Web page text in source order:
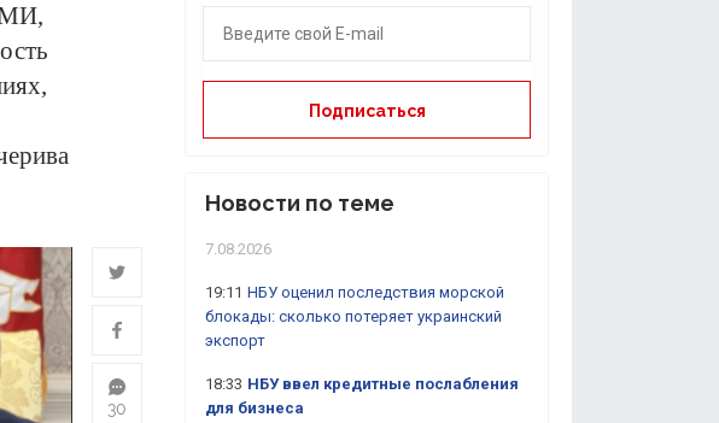
30
Новости по теме
7.08.2026
19:11 НБУ оценил последствия морской
блокады: сколько потеряет украинский
экспорт
18:33 НБУ ввел кредитные послабления
для бизнеса